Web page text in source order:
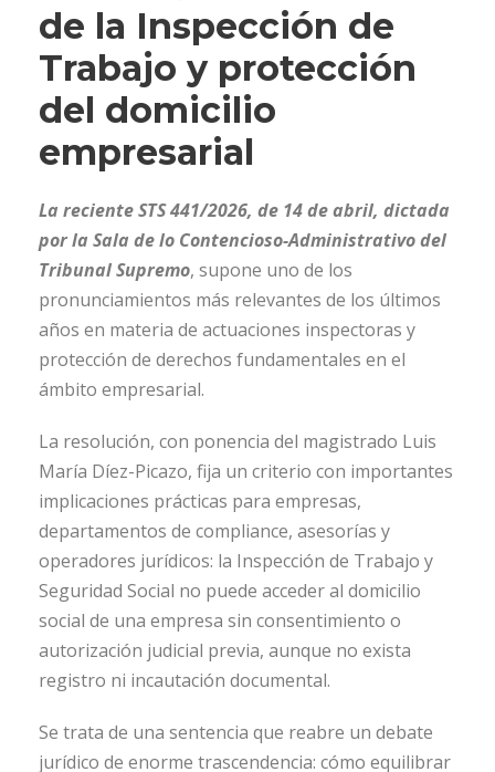
de la Inspección de
Trabajo y protección
del domicilio
empresarial
La reciente STS 441/2026, de 14 de abril, dictada
por la Sala de lo Contencioso-Administrativo del
Tribunal Supremo, supone uno de los
pronunciamientos más relevantes de los últimos
años en materia de actuaciones inspectoras y
protección de derechos fundamentales en el
ámbito empresarial.
La resolución, con ponencia del magistrado Luis
María Díez-Picazo, fija un criterio con importantes
implicaciones prácticas para empresas,
departamentos de compliance, asesorías y
operadores jurídicos: la Inspección de Trabajo y
Seguridad Social no puede acceder al domicilio
social de una empresa sin consentimiento o
autorización judicial previa, aunque no exista
registro ni incautación documental.
Se trata de una sentencia que reabre un debate
jurídico de enorme trascendencia: cómo equilibrar